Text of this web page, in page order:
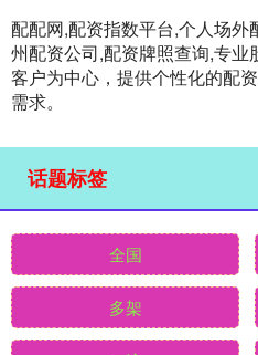
配配网,配资指数平台,个人场
州配资公司,配资牌照查询,专
客户为中心，提供个性化的配
需求。
话题标签
全国
多架